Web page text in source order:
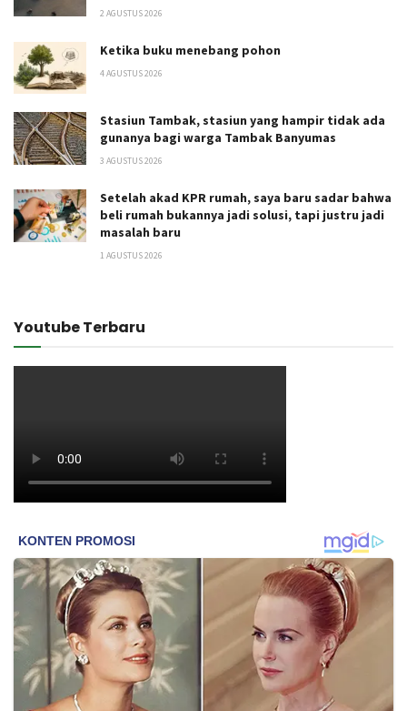
2 AGUSTUS 2026
Ketika buku menebang pohon
4 AGUSTUS 2026
Stasiun Tambak, stasiun yang hampir tidak ada
gunanya bagi warga Tambak Banyumas
3 AGUSTUS 2026
Setelah akad KPR rumah, saya baru sadar bahwa
beli rumah bukannya jadi solusi, tapi justru jadi
masalah baru
1 AGUSTUS 2026
Youtube Terbaru